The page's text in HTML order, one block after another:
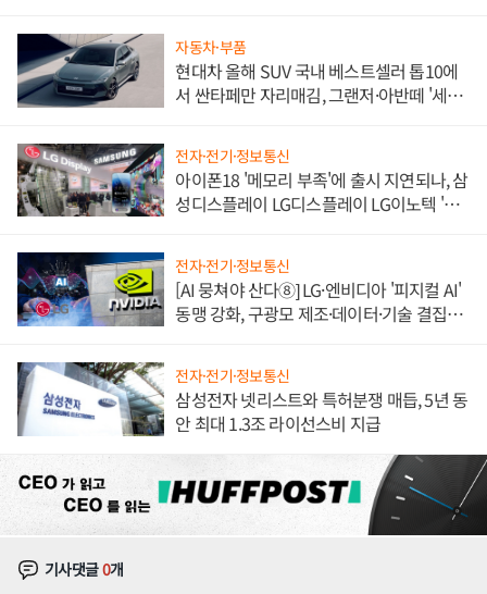
자동차·부품
현대차 올해 SUV 국내 베스트셀러 톱10에
서 싼타페만 자리매김, 그랜저·아반떼 '세단
전자·전기·정보통신
아이폰18 '메모리 부족'에 출시 지연되나, 삼
성디스플레이 LG디스플레이 LG이노텍 '탈
전자·전기·정보통신
[AI 뭉쳐야 산다⑧] LG·엔비디아 '피지컬 AI'
동맹 강화, 구광모 제조·데이터·기술 결집
전자·전기·정보통신
삼성전자 넷리스트와 특허분쟁 매듭, 5년 동
안 최대 1.3조 라이선스비 지급
기사댓글0개